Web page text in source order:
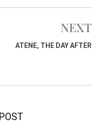
p
i
NEXT
ATENE, THE DAY AFTER